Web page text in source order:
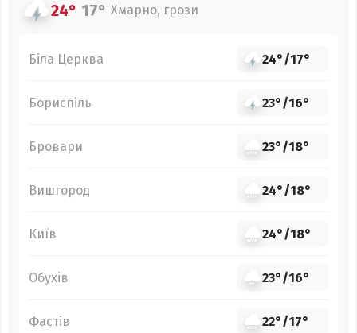
24° 17° Хмарно, грози
Біла Церква 24°/17°
Бориспіль 23°/16°
Бровари 23°/18°
Вишгород 24°/18°
Київ 24°/18°
Обухів 23°/16°
Фастів 22°/17°